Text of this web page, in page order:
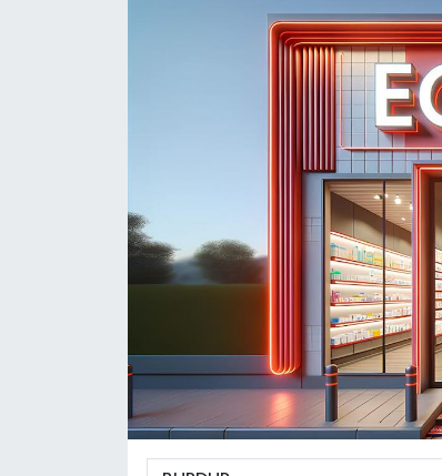
Süper Lig Puan Durumu ve Fikstür
Haber Arşivi